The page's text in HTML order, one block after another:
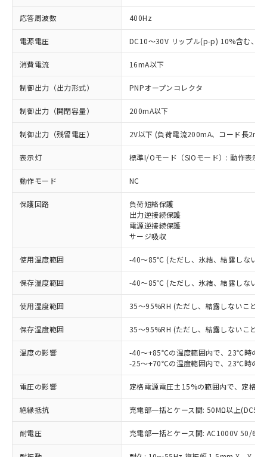
応答周波数 400Hz
電源電圧 DC10～30V リップル(p-p) 10%含む、
消費電流 16mA以下
制御出力（出力形式） PNPオープンコレクタ
制御出力（開閉容量） 200mA以下
制御出力（残留電圧） 2V以下 (負荷電流200mA、コード長2m
表示灯 標準I/Oモード（SIOモード）: 動作表示
動作モード NC
保護回路
負荷短絡保護
出力逆接続保護
電源逆接続保護
サージ吸収
使用温度範囲 -40～85℃ (ただし、氷結、結露しないこ
保存温度範囲 -40～85℃ (ただし、氷結、結露しないこ
使用湿度範囲 35～95%RH (ただし、結露しないこと)
保存湿度範囲 35～95%RH (ただし、結露しないこと)
温度の影響
-40～+85℃の温度範囲内で、23℃時の
-25～+70℃の温度範囲内で、23℃時の
電圧の影響 定格電源電圧±15%の範囲内で、定格
絶縁抵抗 充電部一括とケース間: 50MΩ以上
耐電圧 充電部一括とケース間: AC1000V 50/
以下の条件をお読みいただき、同意のうえ
本サービスは、当社制御機器事業取扱
商品の当社在庫状況および標準価格
(税抜)を提供させていただくもので
当社制御機器事業取扱商品の中には、
本サービスの対象外となる商品もある
ことをご了承ください。
在庫状況および標準価格照会結果は、
記載している更新日時点での社内デー
タに基づき作成されるものであり、閲
対応済み：EU RoHS指令（10物質）の
非含有に対応した製品が提供可能な商品で
対応予定：EU RoHS指令（10物質）の非含
有に対応した製品に切り替える予定のある
商品です。
対応予定なし：EU RoHS指令（10物質）の
非含有に非対応の商品で、対応品を出す予
調査・確認中：EU RoHS指令（10物質）の
非含有の対応状況を調査中または確認中の
商品です。
非該当品：ライセンス料など無形物で、有
害物質有無と関係のない商品です。
仕入先様の事情により、非含有部品として
いたものが、含有品と判明した場合などや
むを得ず変更することがあります。
*EU RoHS指令（10物質）：
※1 中国RoHS○×表
「○」：最大均質材料含有率が中国RoHSの
基準値以下であることを示します。
基準値を超えていることを示します。
「－」：未確認です。当社販売部門へお問
当社は、これら貴社製品のうち、外国
為替および外国貿易法に定める商品
（以下｢規制貨物等」という）を輸出
または国外への提供する場合は、日本